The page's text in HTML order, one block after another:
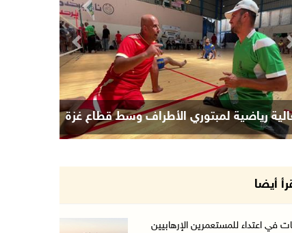
رياضية لمبتوري الأطراف وسط قطاع غزة
Previous
أيضا
في اعتداء للمستعمرين الإرهابيين